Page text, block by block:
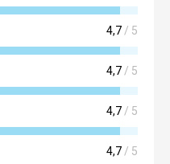
4,7 / 5
4,7 / 5
4,7 / 5
4,7 / 5